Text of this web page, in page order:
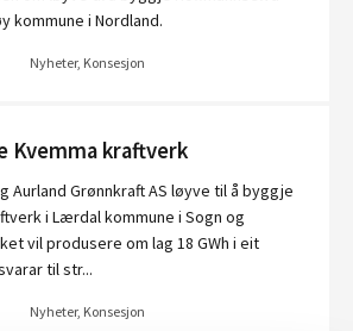
kommune i Nordland.
Nyheter, Konsesjon
Kvemma kraftverk
Aurland Grønnkraft AS løyve til å byggje
i Lærdal kommune i Sogn og
vil produsere om lag 18 GWh i eit
til str...
Nyheter, Konsesjon